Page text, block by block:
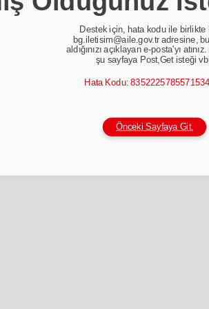
Destek için, hata kodu ile birlikte
bg.iletisim@aile.gov.tr adresine,
aldığınızı açıklayan e-posta'yı
şu sayfaya Post,Get isteği
Hata Kodu:
Önceki Sayfaya Git.